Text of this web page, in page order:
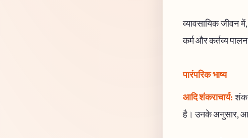
व्यावसायिक जीवन
कर्म और कर्तव्य
पारंपरिक भाष्य
आदि शंकराचार्य:
है। उनके अनुसार,